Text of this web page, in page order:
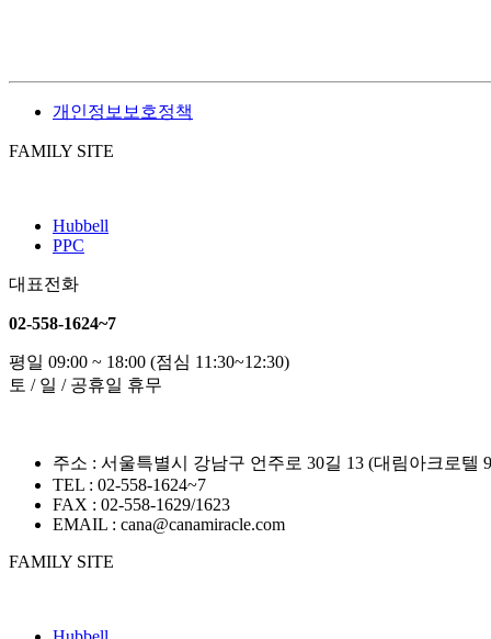
개인정보보호정책
FAMILY SITE
Hubbell
PPC
대표전화
02-558-1624~7
평일 09:00 ~ 18:00 (점심 11:30~12:30)
토 / 일 / 공휴일 휴무
주소 : 서울특별시 강남구 언주로 30길 13 (대림아크로텔
TEL : 02-558-1624~7
FAX : 02-558-1629/1623
EMAIL : cana@canamiracle.com
FAMILY SITE